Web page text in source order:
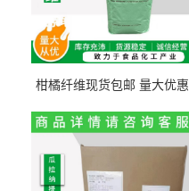
柑橘纤维现货包邮 量大优惠